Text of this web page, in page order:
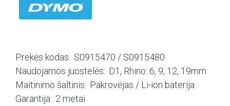
Prekės kodas: S0915470 / S0915480
Naudojamos juostelės: D1, Rhino: 6, 9, 12, 19mm
Maitinimo šaltinis: Pakrovėjas / Li-ion baterija
Garantija: 2 metai